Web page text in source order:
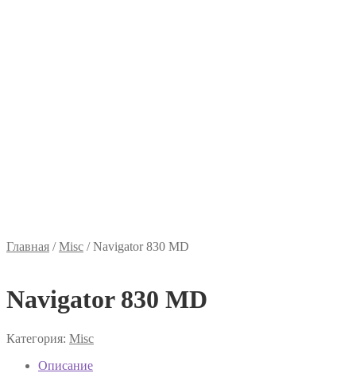
Главная /Misc /Navigator 830 MD
Navigator 830 MD
Категория: Misc
Описание